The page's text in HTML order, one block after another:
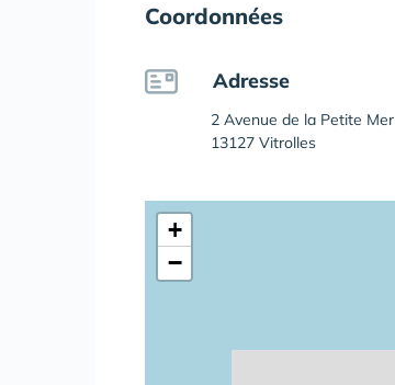
Coordonnées
Adresse
2 Avenue de la Petite Mer
13127 Vitrolles
+
−